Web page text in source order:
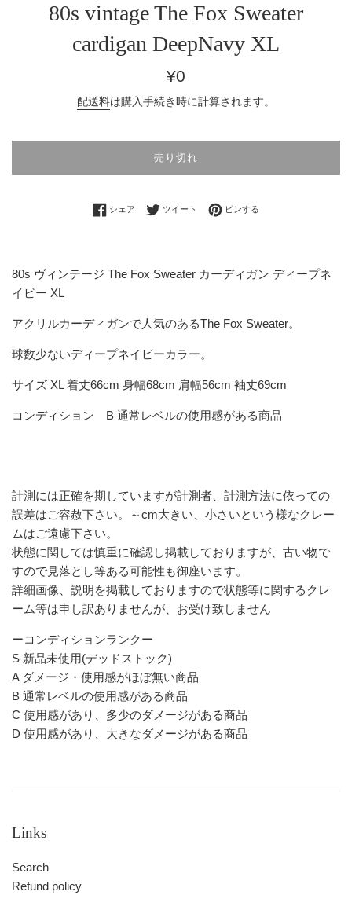
80s vintage The Fox Sweater
cardigan DeepNavy XL
通
価
¥0
配送料は購入手続き時に計算されます。
売り切れ
シェア Facebookでシェアする
ツイート Twitterに投稿する
ピンする
80s ヴィンテージ The Fox Sweater カーディガン ディープネ
イビー XL
アクリルカーディガンで人気のあるThe Fox Sweater。
球数少ないディープネイビーカラー。
サイズ XL 着丈66cm 身幅68cm 肩幅56cm 袖丈69cm
コンディション B 通常レベルの使用感がある商品
計測には正確を期していますが計測者、計測方法に依っての
誤差はご容赦下さい。～cm大きい、小さいという様なクレー
ムはご遠慮下さい。
状態に関しては慎重に確認し掲載しておりますが、古い物で
すので見落とし等ある可能性も御座います。
詳細画像、説明を掲載しておりますので状態等に関するクレ
ーム等は申し訳ありませんが、お受け致しません
ーコンディションランクー
S 新品未使用(デッドストック)
A ダメージ・使用感がほぼ無い商品
B 通常レベルの使用感がある商品
C 使用感があり、多少のダメージがある商品
D 使用感があり、大きなダメージがある商品
Links
Search
Refund policy